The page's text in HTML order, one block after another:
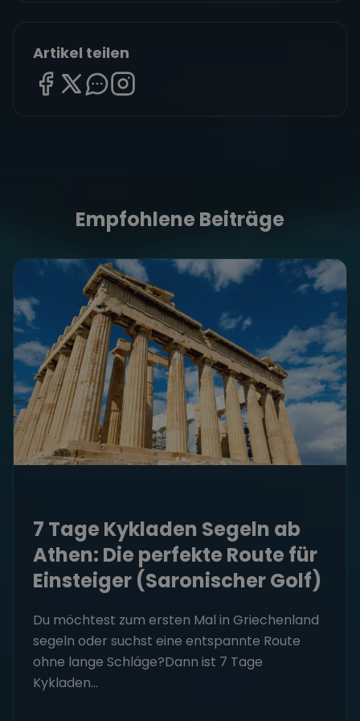
Artikel teilen
Empfohlene Beiträge
7 Tage Kykladen Segeln ab
Athen: Die perfekte Route für
Einsteiger (Saronischer Golf)
Du möchtest zum ersten Mal in Griechenland
segeln oder suchst eine entspannte Route
ohne lange Schläge?Dann ist 7 Tage
Kykladen...